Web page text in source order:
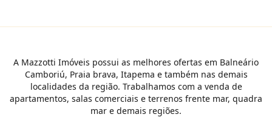
A Mazzotti Imóveis possui as melhores ofertas em Balneário
Camboriú, Praia brava, Itapema e também nas demais
localidades da região. Trabalhamos com a venda de
apartamentos, salas comerciais e terrenos frente mar, quadra
mar e demais regiões.